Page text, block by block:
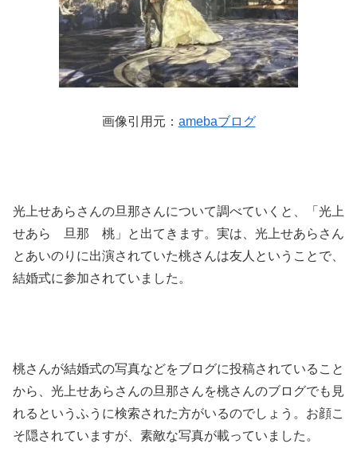
画像引用元： amebaブログ
光上せあらさんの旦那さんについて調べていくと、「光上
せあら 旦那 桃」と出てきます。実は、光上せあらさん
とあいのりに出演されていた桃さんは友人ということで、
結婚式に参加されていました。
桃さんが結婚式の写真などをブログに投稿されていること
から、光上せあらさんの旦那さんを桃さんのブログでも見
れるというふうに検索された方がいるのでしょう。お顔こ
そ隠されていますが、素敵な写真が載っていました。